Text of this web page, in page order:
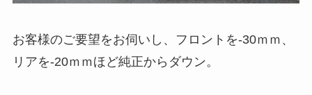
お客様のご要望をお伺いし、フロントを-30ｍｍ、
リアを-20ｍｍほど純正からダウン。